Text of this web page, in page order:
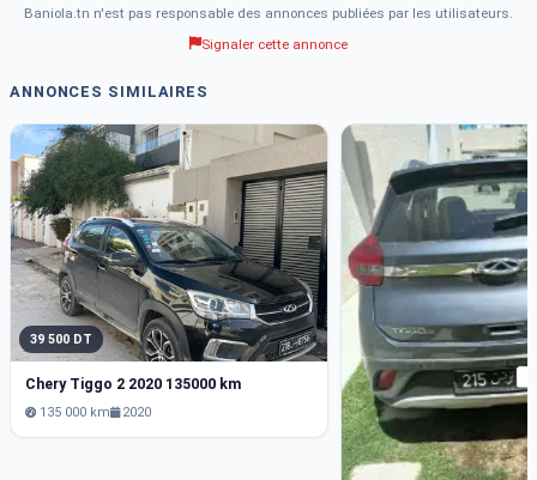
Baniola.tn n'est pas responsable des annonces publiées par les utilisateurs.
Signaler cette annonce
ANNONCES SIMILAIRES
39 500 DT
Chery Tiggo 2 2020 135000 km
135 000 km 2020